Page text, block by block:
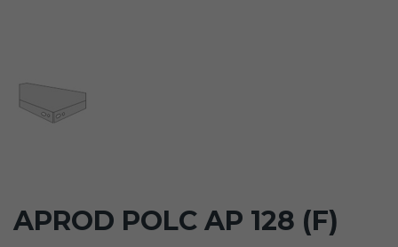
APROD POLC AP 128 (F)